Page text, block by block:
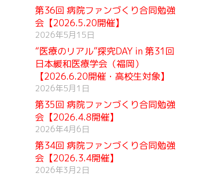
第36回 病院ファンづくり合同勉強
会【2026.5.20開催】
2026年5月15日
“医療のリアル”探究DAY in 第31回
日本緩和医療学会（福岡）
【2026.6.20開催・高校生対象】
2026年5月1日
第35回 病院ファンづくり合同勉強
会【2026.4.8開催】
2026年4月6日
第34回 病院ファンづくり合同勉強
会【2026.3.4開催】
2026年3月2日